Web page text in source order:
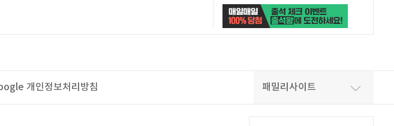
개인정보처리방침 패밀리사이트